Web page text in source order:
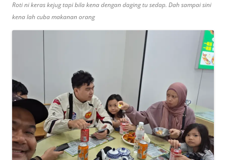
Roti ni keras kejug tapi bila kena dengan daging tu sedap. Dah sampai sini
kena lah cuba makanan orang